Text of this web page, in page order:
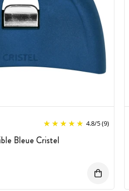
4.8/5(9)
Bleue Cristel